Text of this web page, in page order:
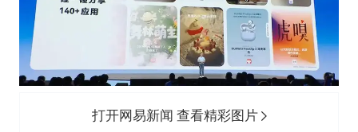
打开网易新闻 查看精彩图片